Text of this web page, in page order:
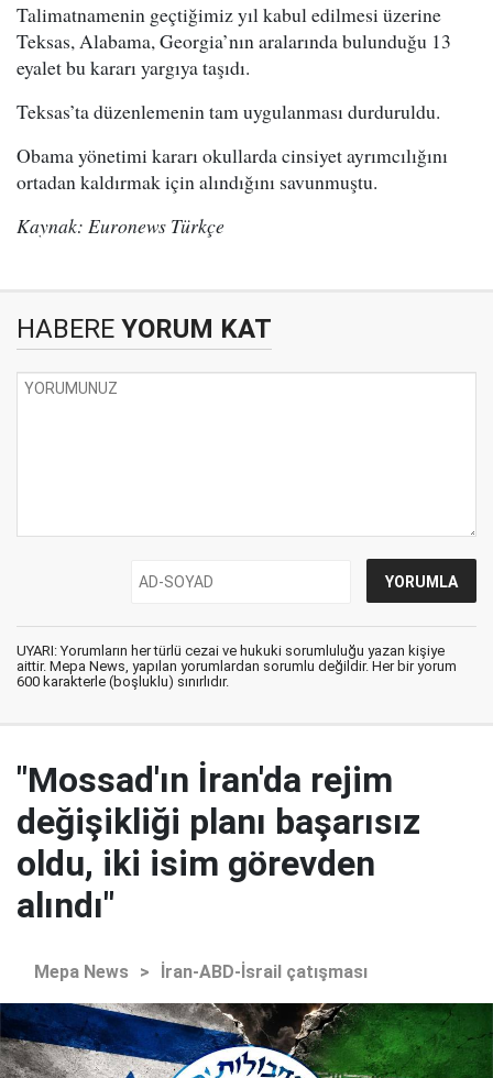
Talimatnamenin geçtiğimiz yıl kabul edilmesi üzerine
Teksas, Alabama, Georgia’nın aralarında bulunduğu 13
eyalet bu kararı yargıya taşıdı.
Teksas’ta düzenlemenin tam uygulanması durduruldu.
Obama yönetimi kararı okullarda cinsiyet ayrımcılığını
ortadan kaldırmak için alındığını savunmuştu.
Kaynak: Euronews Türkçe
HABERE YORUM KAT
UYARI: Yorumların her türlü cezai ve hukuki sorumluluğu yazan kişiye
aittir. Mepa News, yapılan yorumlardan sorumlu değildir. Her bir yorum
600 karakterle (boşluklu) sınırlıdır.
"Mossad'ın İran'da rejim
değişikliği planı başarısız
oldu, iki isim görevden
alındı"
Mepa News > İran-ABD-İsrail çatışması